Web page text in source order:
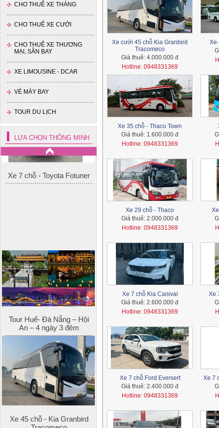
CHO THUÊ XE THÁNG
CHO THUÊ XE CƯỚI
CHO THUÊ XE THƯƠNG
MẠI, SÂN BAY
XE LIMOUSINE - DCAR
VÉ MÁY BAY
TOUR DU LỊCH
LỰA CHỌN THÔNG MINH
Xe 7 chỗ - Ford Everest
Xe 7 chỗ - Toyota Fotuner
An – 4 ngày 3 đêm
Xe 45 chỗ - Kia Granbird
Tracomeco
Xe cưới 45 chỗ Kia Granbird
Tracomeco
Giá thuê: 4.000.000 đ
Hotline: 0948331369
Xe
Xe 35 chỗ - Thaco Town
Giá thuê: 1.600.000 đ
Hotline: 0948331369
Xe 29 chỗ - Thaco
Giá thuê: 2.000.000 đ
Hotline: 0948331369
Xe 7 chỗ Kia Canival
Giá thuê: 2.600.000 đ
Hotline: 0948331369
Xe
Xe 7 chỗ Ford Eversert
Giá thuê: 2.400.000 đ
Hotline: 0948331369
Xe 7